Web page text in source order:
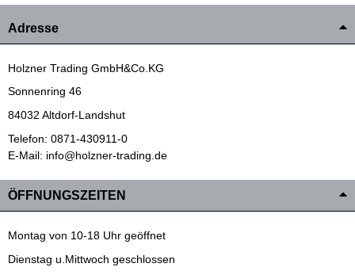
Adresse
Holzner Trading GmbH&Co.KG
Sonnenring 46
84032 Altdorf-Landshut
Telefon: 0871-430911-0
E-Mail: info@holzner-trading.de
ÖFFNUNGSZEITEN
Montag von 10-18 Uhr geöffnet
Dienstag u.Mittwoch geschlossen